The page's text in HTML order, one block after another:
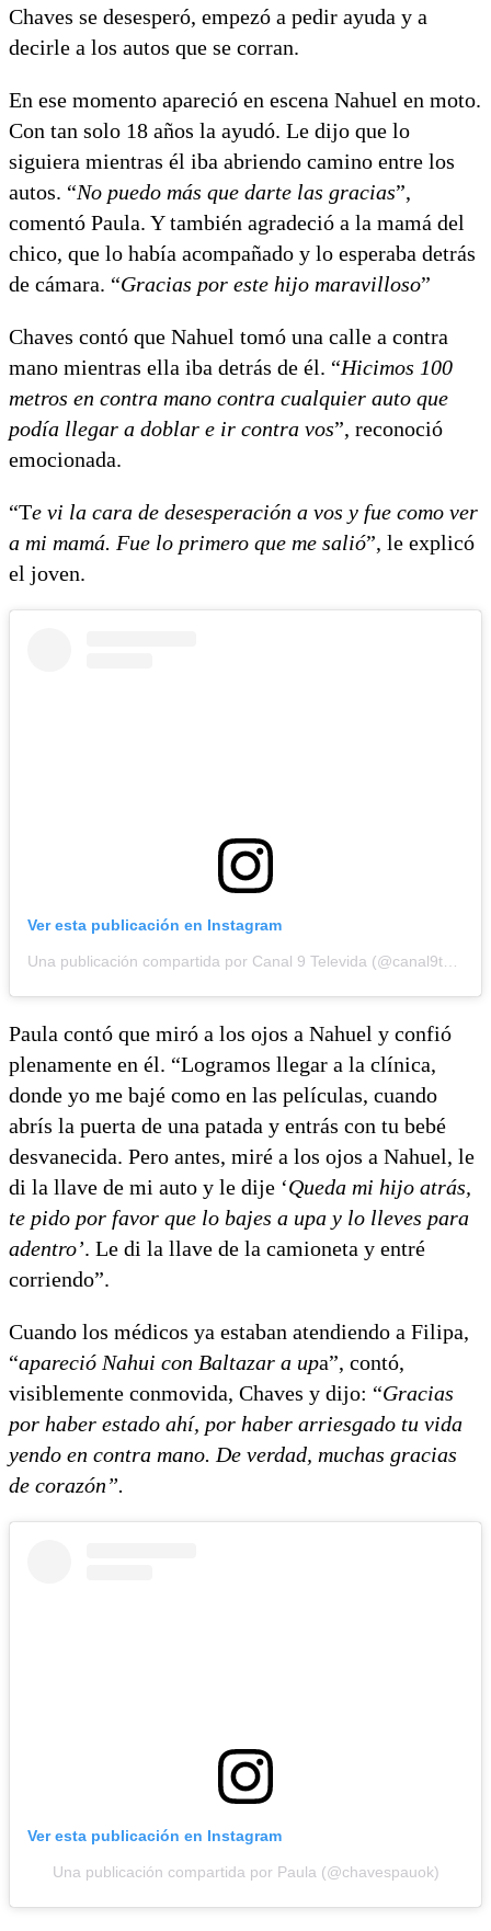
Chaves se desesperó, empezó a pedir ayuda y a
decirle a los autos que se corran.
En ese momento apareció en escena Nahuel en moto.
Con tan solo 18 años la ayudó. Le dijo que lo
siguiera mientras él iba abriendo camino entre los
autos. “No puedo más que darte las gracias”,
comentó Paula. Y también agradeció a la mamá del
chico, que lo había acompañado y lo esperaba detrás
de cámara. “Gracias por este hijo maravilloso”
Chaves contó que Nahuel tomó una calle a contra
mano mientras ella iba detrás de él. “Hicimos 100
metros en contra mano contra cualquier auto que
podía llegar a doblar e ir contra vos”, reconoció
emocionada.
“Te vi la cara de desesperación a vos y fue como ver
a mi mamá. Fue lo primero que me salió”, le explicó
el joven.
Ver esta publicación en Instagram
Paula contó que miró a los ojos a Nahuel y confió
plenamente en él. “Logramos llegar a la clínica,
donde yo me bajé como en las películas, cuando
abrís la puerta de una patada y entrás con tu bebé
desvanecida. Pero antes, miré a los ojos a Nahuel, le
di la llave de mi auto y le dije ‘Queda mi hijo atrás,
te pido por favor que lo bajes a upa y lo lleves para
adentro’. Le di la llave de la camioneta y entré
corriendo”.
Cuando los médicos ya estaban atendiendo a Filipa,
“apareció Nahui con Baltazar a upa”, contó,
visiblemente conmovida, Chaves y dijo: “Gracias
por haber estado ahí, por haber arriesgado tu vida
yendo en contra mano. De verdad, muchas gracias
de corazón”.
Ver esta publicación en Instagram
Una publicación compartida por Paula (@chavespauok)